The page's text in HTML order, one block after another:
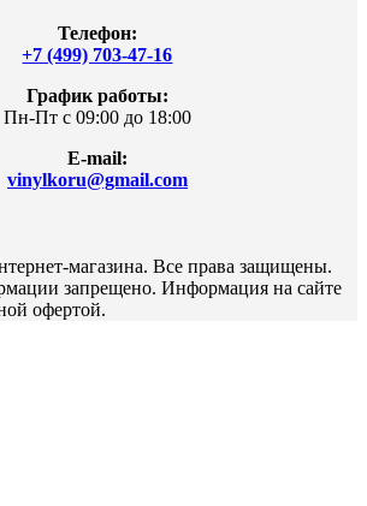
Телефон:
+7 (499) 703-47-16
График работы:
Пн-Пт с 09:00 до 18:00
E-mail:
vinylkoru@gmail.com
магазина. Все права защищены.
запрещено. Информация на сайте
офертой.